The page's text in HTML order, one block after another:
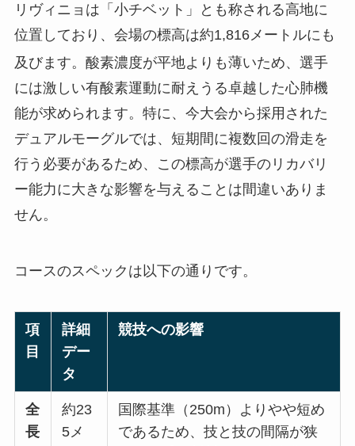
リヴィニョは「小チベット」とも称される高地に
位置しており、会場の標高は約1,816メートルにも
及びます。酸素濃度が平地よりも薄いため、選手
には激しい有酸素運動に耐えうる卓越した心肺機
能が求められます。特に、今大会から採用された
デュアルモーグルでは、短期間に複数回の滑走を
行う必要があるため、この標高が選手のリカバリ
ー能力に大きな影響を与えることは間違いありま
せん。
コースのスペックは以下の通りです。
項
目
詳細
デー
タ
競技への影響
全
長
約23
5メ
国際基準（250m）よりやや短め
であるため、技と技の間隔が狭